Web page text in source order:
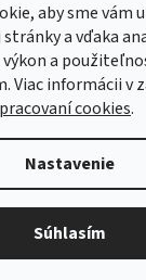
aby sme vám
a vďaka
a
Viac informácii v
cookies.
Nastavenie
Súhlasím
Vytvoril Shoptet